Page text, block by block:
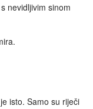
nevidljivim sinom
isto. Samo su riječi